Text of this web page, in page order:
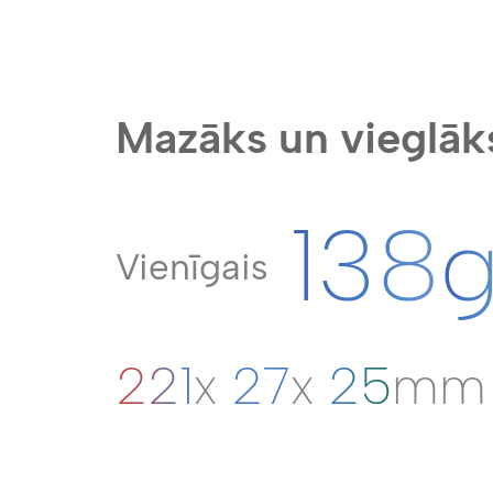
Mazāks un
Vienīgais 138
221x 27x 25mm